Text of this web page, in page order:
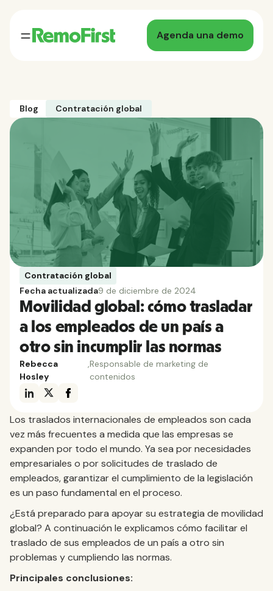
Agenda una demo
Blog Contratación global
Contratación global
Fecha actualizada9 de diciembre de 2024
Movilidad global: cómo trasladar
a los empleados de un país a
otro sin incumplir las normas
Rebecca
Hosley
Responsable de marketing de
contenidos
Los traslados internacionales de empleados son cada
vez más frecuentes a medida que las empresas se
expanden por todo el mundo. Ya sea por necesidades
empresariales o por solicitudes de traslado de
empleados, garantizar el cumplimiento de la legislación
es un paso fundamental en el proceso.
¿Está preparado para apoyar su estrategia de movilidad
global? A continuación le explicamos cómo facilitar el
traslado de sus empleados de un país a otro sin
problemas y cumpliendo las normas.
Principales conclusiones: